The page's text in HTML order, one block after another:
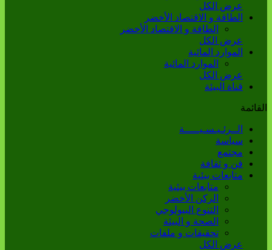
عرض الكل
الطاقة و الاقتصاد الأخضر
الطاقة و الاقتصاد الأخضر
عرض الكل
الموارد المائية
الموارد المائية
عرض الكل
قناة البيئة
القائمة
الــرئـيـسـيـــــة
سياسة
مجتمع
فن و ثقافة
متابعات بيئية
متابعات بيئية
الركن الأخضر
التنوع البيولوجي
الصحة و البيئة
تحقيقات و ملفات
عرض الكل